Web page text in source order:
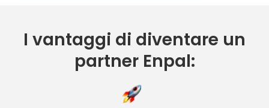
I vantaggi di diventare un
partner Enpal: